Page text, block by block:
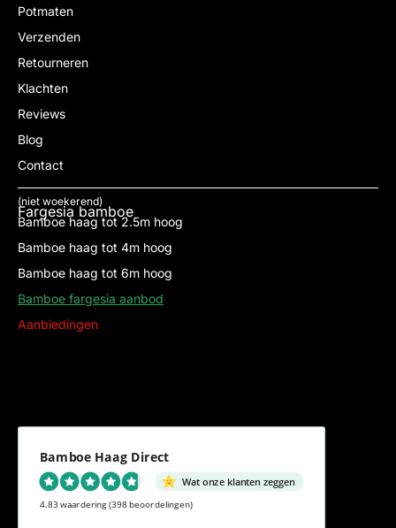
Potmaten
Verzenden
Retourneren
Klachten
Reviews
Blog
Contact
Fargesia bamboe
(niet woekerend)
Bamboe haag tot 2.5m hoog
Bamboe haag tot 4m hoog
Bamboe haag tot 6m hoog
Bamboe fargesia aanbod
Aanbiedingen
Bamboe Haag Direct
Wat onze klanten zeggen
4.83 waardering(398 beoordelingen)